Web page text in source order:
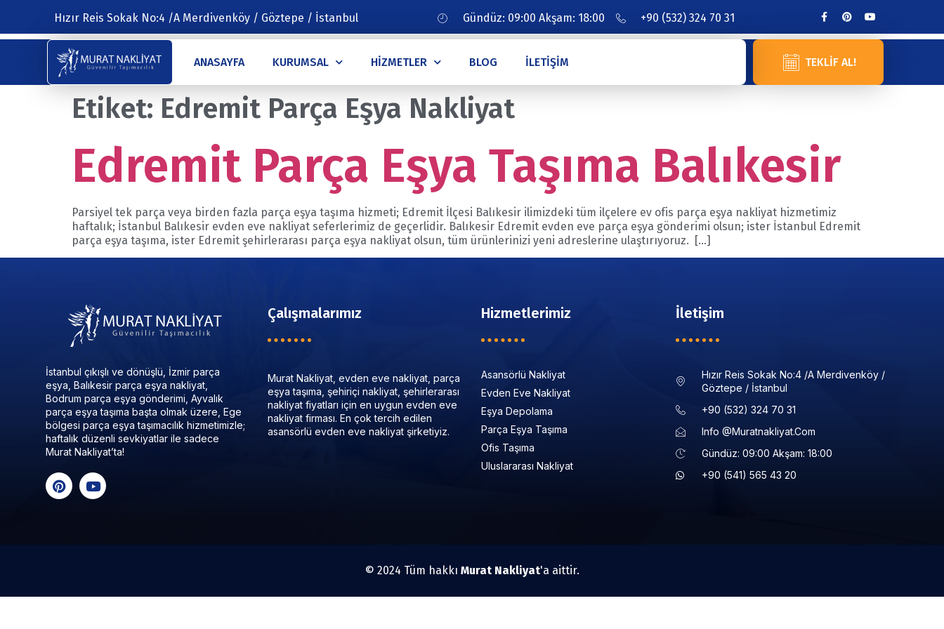
Hızır Reis Sokak No:4 /A Merdivenköy / Göztepe / İstanbul Gündüz: 09:00 Akşam: 18:00 +90 (532) 324 70 31
ANASAYFA KURUMSAL HIZMETLER BLOG İLETIŞIM TEKLIF AL!
Etiket: Edremit Parça Eşya Nakliyat
Edremit Parça Eşya Taşıma Balıkesir
Parsiyel tek parça veya birden fazla parça eşya taşıma hizmeti; Edremit İlçesi Balıkesir ilimizdeki tüm ilçelere ev ofis parça eşya nakliyat hizmetimiz
haftalık; İstanbul Balıkesir evden eve nakliyat seferlerimiz de geçerlidir. Balıkesir Edremit evden eve parça eşya gönderimi olsun; ister İstanbul Edremit
parça eşya taşıma, ister Edremit şehirlerarası parça eşya nakliyat olsun, tüm ürünlerinizi yeni adreslerine ulaştırıyoruz. […]
İstanbul çıkışlı ve dönüşlü, İzmir parça
eşya, Balıkesir parça eşya nakliyat,
Bodrum parça eşya gönderimi, Ayvalık
parça eşya taşıma başta olmak üzere, Ege
bölgesi parça eşya taşımacılık hizmetimizle;
haftalık düzenli sevkiyatlar ile sadece
Murat Nakliyat’ta!
Çalışmalarımız
Murat Nakliyat, evden eve nakliyat, parça
eşya taşıma, şehiriçi nakliyat, şehirlerarası
nakliyat fiyatları için en uygun evden eve
nakliyat firması. En çok tercih edilen
asansörlü evden eve nakliyat şirketiyiz.
Hizmetlerimiz
Asansörlü Nakliyat
Evden Eve Nakliyat
Eşya Depolama
Parça Eşya Taşıma
Ofis Taşıma
Uluslararası Nakliyat
İletişim
Hızır Reis Sokak No:4 /a Merdivenköy /
Göztepe / İstanbul
+90 (532) 324 70 31
Info @muratnakliyat.com
Gündüz: 09:00 Akşam: 18:00
+90 (541) 565 43 20
© 2024 Tüm hakkı Murat Nakliyat'a aittir.